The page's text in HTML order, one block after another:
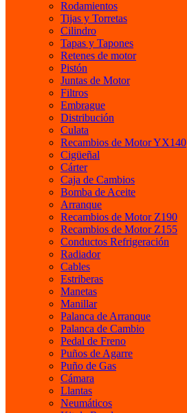
Rodamientos
Tijas y Torretas
Cilindro
Tapas y Tapones
Retenes de motor
Pistón
Juntas de Motor
Filtros
Embrague
Distribución
Culata
Recambios de Motor YX140
Cigüeñal
Cárter
Caja de Cambios
Bomba de Aceite
Arranque
Recambios de Motor Z190
Recambios de Motor Z155
Conductos Refrigeración
Radiador
Cables
Estriberas
Manetas
Manillar
Palanca de Arranque
Palanca de Cambio
Pedal de Freno
Puños de Agarre
Puño de Gas
Cámara
Llantas
Neumáticos